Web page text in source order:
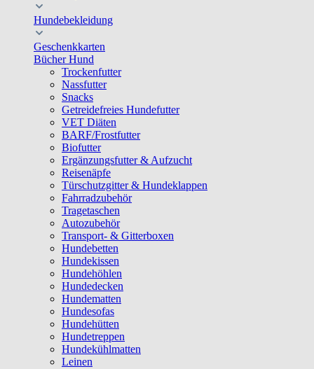
Hundebekleidung
Geschenkkarten
Bücher Hund
Trockenfutter
Nassfutter
Snacks
Getreidefreies Hundefutter
VET Diäten
BARF/Frostfutter
Biofutter
Ergänzungsfutter & Aufzucht
Reisenäpfe
Türschutzgitter & Hundeklappen
Fahrradzubehör
Tragetaschen
Autozubehör
Transport- & Gitterboxen
Hundebetten
Hundekissen
Hundehöhlen
Hundedecken
Hundematten
Hundesofas
Hundehütten
Hundetreppen
Hundekühlmatten
Leinen